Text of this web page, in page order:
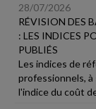
28/07/2026
RÉVISION DES
: LES INDICES
PUBLIÉS
Les indices de
professionnels, à
l'indice du coût